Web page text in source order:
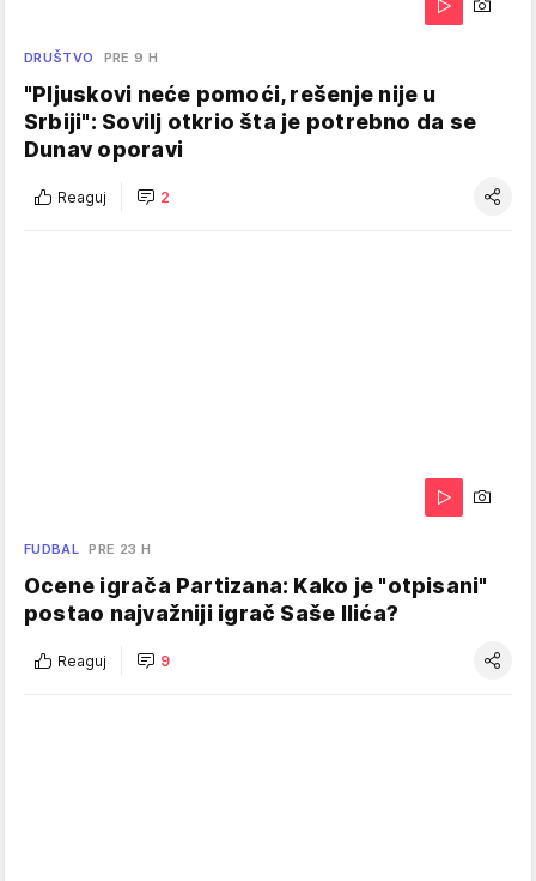
DRUŠTVO PRE 9 H
"Pljuskovi neće pomoći, rešenje nije u
Srbiji": Sovilj otkrio šta je potrebno da se
Dunav oporavi
Reaguj 2
FUDBAL PRE 23 H
Ocene igrača Partizana: Kako je "otpisani"
postao najvažniji igrač Saše Ilića?
Reaguj 9